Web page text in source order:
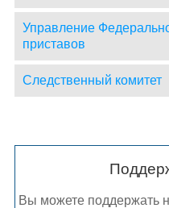
Управление
приставов
Следственный комитет
Вы можете поддержать